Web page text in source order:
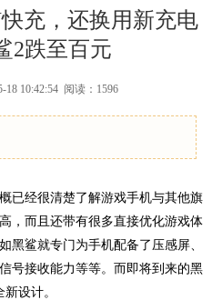
充，还换用新充电
2跌至百元
18 10:42:54 阅读：1596
已经很清楚了解游戏手机与其他旗
，而且还带有很多直接优化游戏体
黑鲨就专门为手机配备了压感屏、
号接收能力等等。而即将到来的黑
设计。